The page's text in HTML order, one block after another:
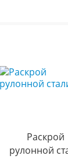
Раскрой
рулонной